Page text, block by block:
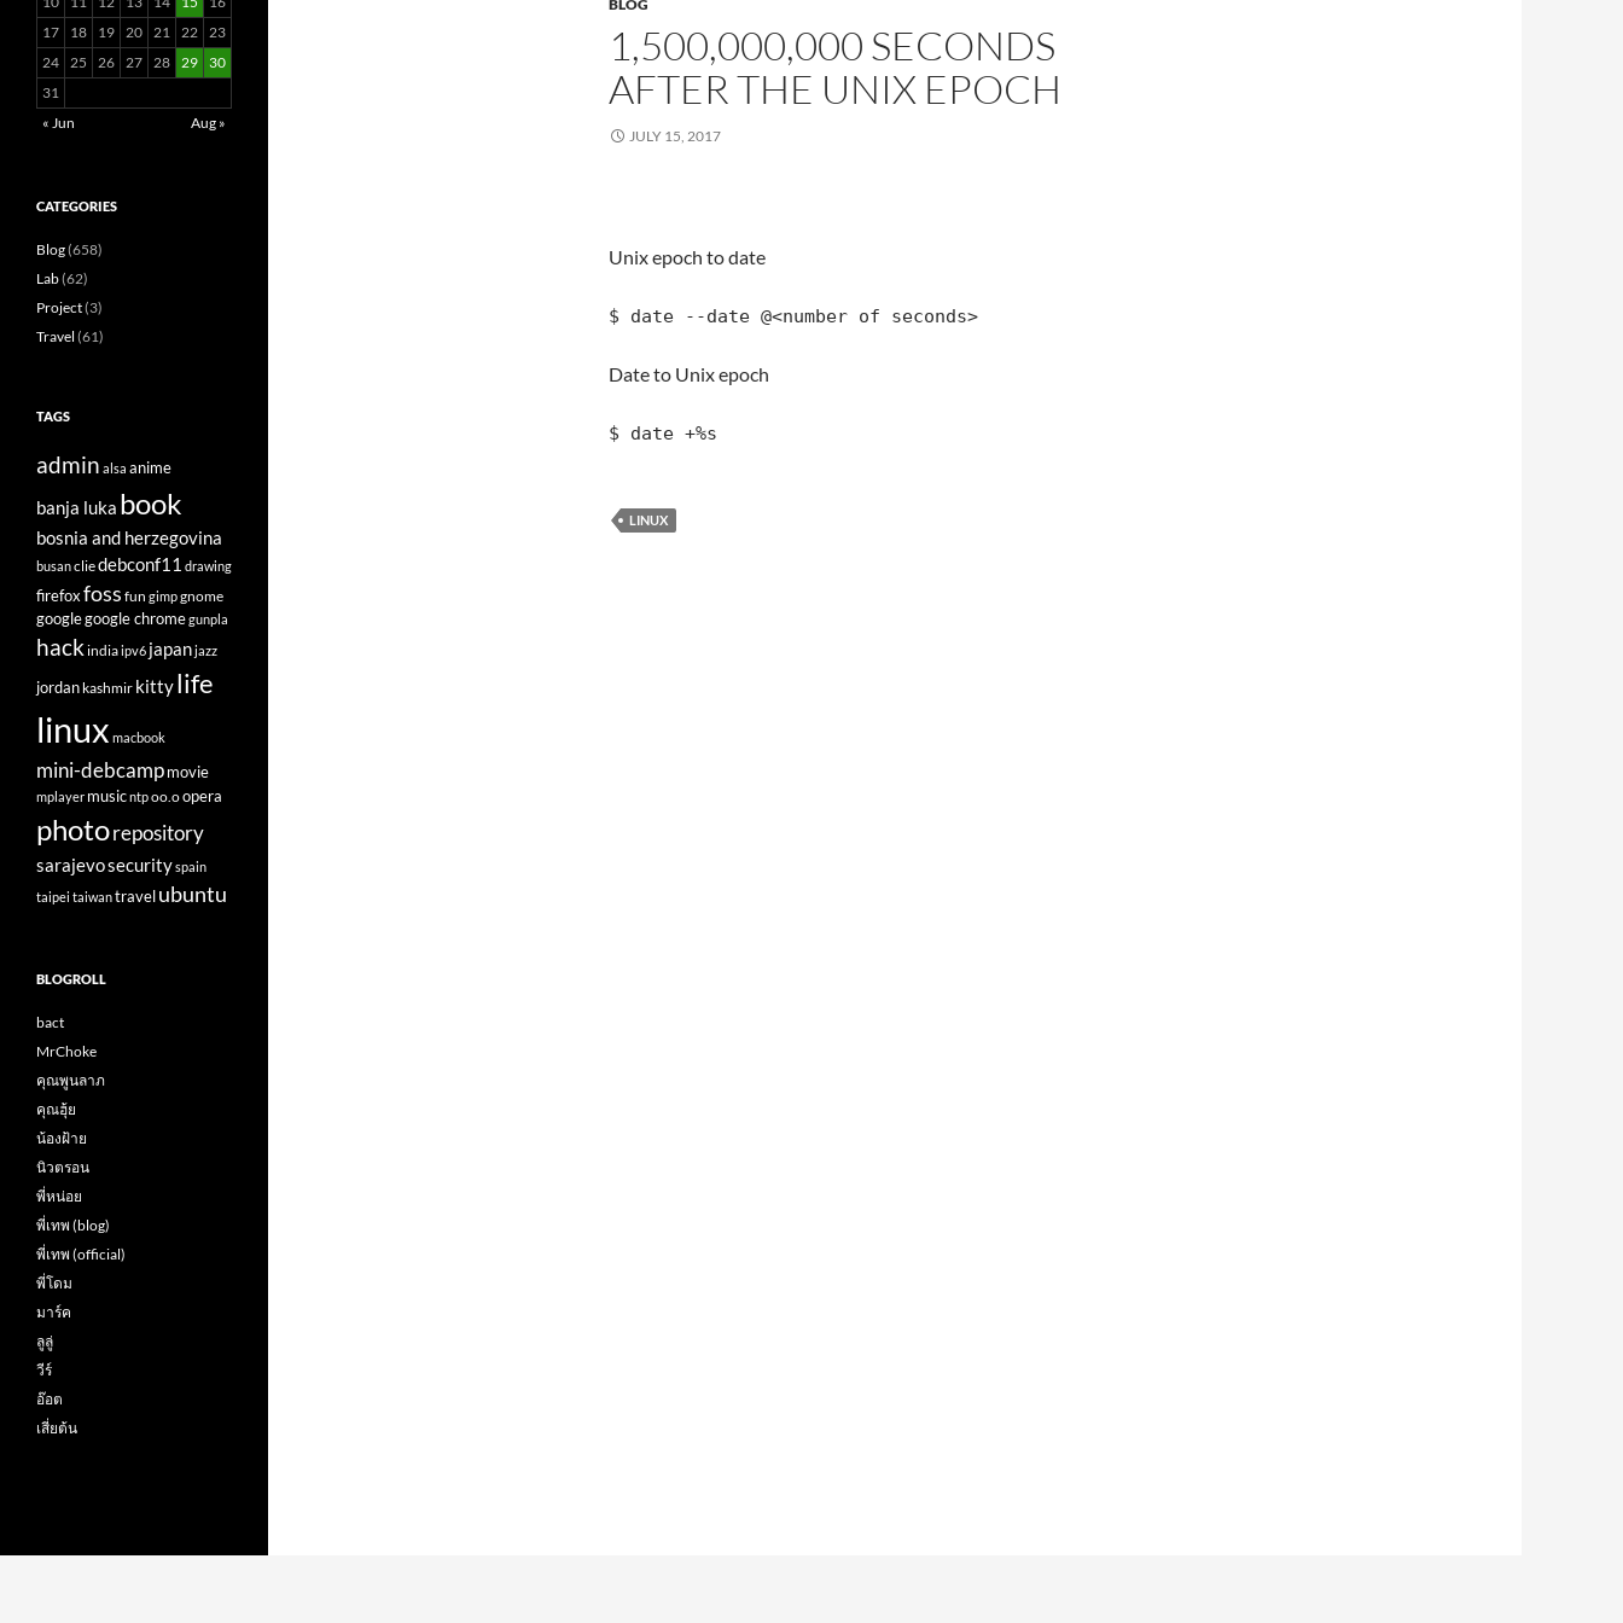
BLOG
1,500,000,000 SECONDS
AFTER THE UNIX EPOCH
JULY 15, 2017
Unix epoch to date
$ date --date @<number of seconds>
Date to Unix epoch
$ date +%s
LINUX
17
18 19 20 21 22 23
24 25 26 27 28 29
30
31
« Jun
Aug »
CATEGORIES
Blog(658)
Lab(62)
Project(3)
Travel (61)
TAGS
admin alsa anime
banja luka book
bosnia and herzegovina
busancliedebconf11 drawing
firefoxfoss fun gimpgnome
googlegoogle chromegunpla
hackindiaipv6 japanjazz
jordankashmir kittylife
linux macbook
mini-debcampmovie
mplayer musicntpoo.oopera
photorepository
sarajevosecurityspain
taipei taiwantravelubuntu
BLOGROLL
bact
MrChoke
คุณพูนลาภ
คุณฮุ้ย
น้องฝ้าย
นิวตรอน
พี่หน่อย
พี่เทพ (blog)
พี่เทพ (official)
พี่โดม
มาร์ค
ลูลู่
วีร์
อ๊อต
เสี่ยต้น